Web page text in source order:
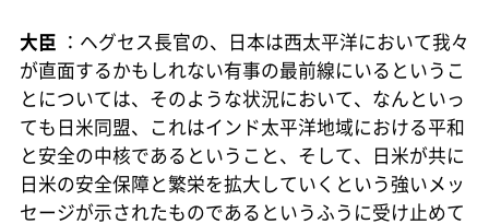
大臣 ：ヘグセス長官の、日本は西太平洋において我々
が直面するかもしれない有事の最前線にいるというこ
とについては、そのような状況において、なんといっ
ても日米同盟、これはインド太平洋地域における平和
と安全の中核であるということ、そして、日米が共に
日米の安全保障と繁栄を拡大していくという強いメッ
セージが示されたものであるというふうに受け止めて